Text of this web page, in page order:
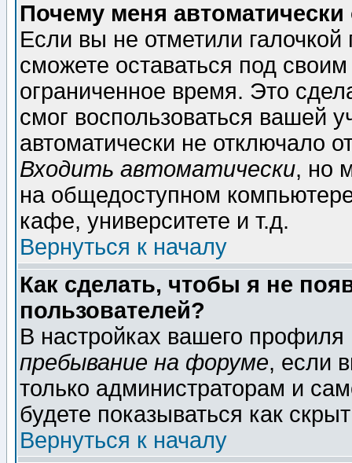
Почему меня автоматически
Если вы не отметили галочкой
сможете оставаться под
ограниченное время. Это
смог воспользоваться вашей
автоматически не отключало
Входить автоматически, но
на общедоступном
кафе, университете и т.д.
Вернуться к началу
Как сделать, чтобы я не
пользователей?
В настройках вашего
пребывание на форуме, если
только администраторам и
будете показываться как
Вернуться к началу